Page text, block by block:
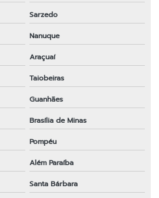
Sarzedo
Nanuque
Araçuaí
Taiobeiras
Guanhães
Brasília de Minas
Pompéu
Além Paraíba
Santa Bárbara